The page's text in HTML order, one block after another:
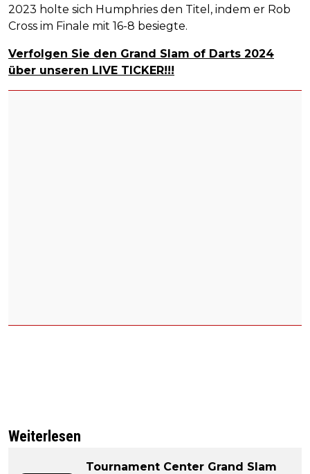
2023 holte sich Humphries den Titel, indem er Rob
Cross im Finale mit 16-8 besiegte.
Verfolgen Sie den Grand Slam of Darts 2024
über unseren LIVE TICKER!!!
Weiterlesen
Tournament Center Grand Slam